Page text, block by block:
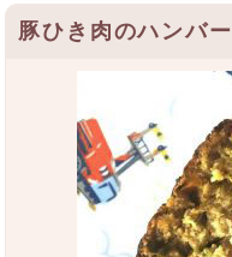
豚ひき肉のハンバ